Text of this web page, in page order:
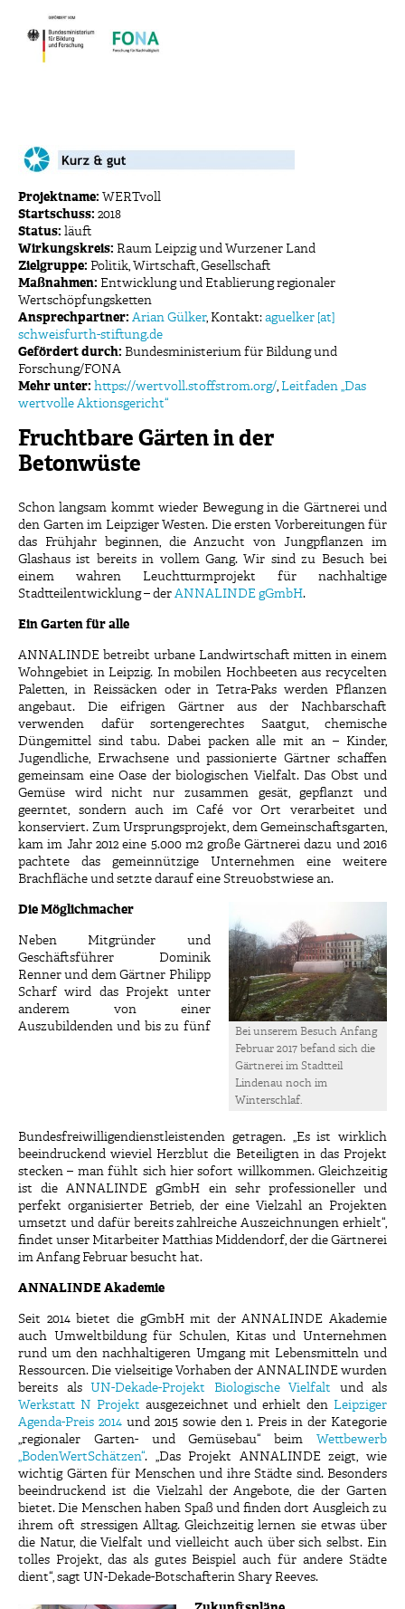
Projektname: WERTvoll
Startschuss: 2018
Status: läuft
Wirkungskreis: Raum Leipzig und Wurzener Land
Zielgruppe: Politik, Wirtschaft, Gesellschaft
Maßnahmen: Entwicklung und Etablierung regionaler
Wertschöpfungsketten
Ansprechpartner: Arian Gülker, Kontakt: aguelker [at]
schweisfurth-stiftung.de
Gefördert durch: Bundesministerium für Bildung und
Forschung/FONA
Mehr unter: https://wertvoll.stoffstrom.org/, Leitfaden „Das
wertvolle Aktionsgericht“
Fruchtbare Gärten in der
Betonwüste
Schon langsam kommt wieder Bewegung in die Gärtnerei und
den Garten im Leipziger Westen. Die ersten Vorbereitungen für
das Frühjahr beginnen, die Anzucht von Jungpflanzen im
Glashaus ist bereits in vollem Gang. Wir sind zu Besuch bei
einem wahren Leuchtturmprojekt für nachhaltige
Stadtteilentwicklung – der ANNALINDE gGmbH.
Ein Garten für alle
ANNALINDE betreibt urbane Landwirtschaft mitten in einem
Wohngebiet in Leipzig. In mobilen Hochbeeten aus recycelten
Paletten, in Reissäcken oder in Tetra-Paks werden Pflanzen
angebaut. Die eifrigen Gärtner aus der Nachbarschaft
verwenden dafür sortengerechtes Saatgut, chemische
Düngemittel sind tabu. Dabei packen alle mit an – Kinder,
Jugendliche, Erwachsene und passionierte Gärtner schaffen
gemeinsam eine Oase der biologischen Vielfalt. Das Obst und
Gemüse wird nicht nur zusammen gesät, gepflanzt und
geerntet, sondern auch im Café vor Ort verarbeitet und
konserviert. Zum Ursprungsprojekt, dem Gemeinschaftsgarten,
kam im Jahr 2012 eine 5.000 m2 große Gärtnerei dazu und 2016
pachtete das gemeinnützige Unternehmen eine weitere
Brachfläche und setzte darauf eine Streuobstwiese an.
Bei unserem Besuch Anfang
Februar 2017 befand sich die
Gärtnerei im Stadtteil
Lindenau noch im
Winterschlaf.
Die Möglichmacher
Neben Mitgründer und
Geschäftsführer Dominik
Renner und dem Gärtner Philipp
Scharf wird das Projekt unter
anderem von einer
Auszubildenden und bis zu fünf
Bundesfreiwilligendienstleistenden getragen. „Es ist wirklich
beeindruckend wieviel Herzblut die Beteiligten in das Projekt
stecken – man fühlt sich hier sofort willkommen. Gleichzeitig
ist die ANNALINDE gGmbH ein sehr professioneller und
perfekt organisierter Betrieb, der eine Vielzahl an Projekten
umsetzt und dafür bereits zahlreiche Auszeichnungen erhielt“,
findet unser Mitarbeiter Matthias Middendorf, der die Gärtnerei
im Anfang Februar besucht hat.
ANNALINDE Akademie
Seit 2014 bietet die gGmbH mit der ANNALINDE Akademie
auch Umweltbildung für Schulen, Kitas und Unternehmen
rund um den nachhaltigeren Umgang mit Lebensmitteln und
Ressourcen. Die vielseitige Vorhaben der ANNALINDE wurden
bereits als UN-Dekade-Projekt Biologische Vielfalt und als
Werkstatt N Projekt ausgezeichnet und erhielt den Leipziger
Agenda-Preis 2014und 2015 sowie den 1. Preis in der Kategorie
„regionaler Garten- und Gemüsebau“ beim Wettbewerb
„BodenWertSchätzen“. „Das Projekt ANNALINDE zeigt, wie
wichtig Gärten für Menschen und ihre Städte sind. Besonders
beeindruckend ist die Vielzahl der Angebote, die der Garten
bietet. Die Menschen haben Spaß und finden dort Ausgleich zu
ihrem oft stressigen Alltag. Gleichzeitig lernen sie etwas über
die Natur, die Vielfalt und vielleicht auch über sich selbst. Ein
tolles Projekt, das als gutes Beispiel auch für andere Städte
dient“, sagt UN-Dekade-Botschafterin Shary Reeves.